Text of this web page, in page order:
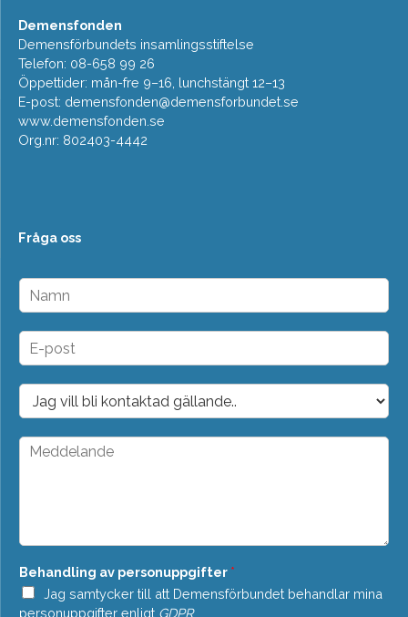
Demensfonden
Demensförbundets insamlingsstiftelse
Telefon: 08-658 99 26
Öppettider: mån-fre 9–16, lunchstängt 12–13
E-post: demensfonden@demensforbundet.se
www.demensfonden.se
Org.nr: 802403-4442
Fråga oss
N
m
n
E
p
o
t
*
D
o
p
M
a
d
e
*
Behandling av personuppgifter *
Jag samtycker till att Demensförbundet behandlar mina
personuppgifter enligt GDPR.